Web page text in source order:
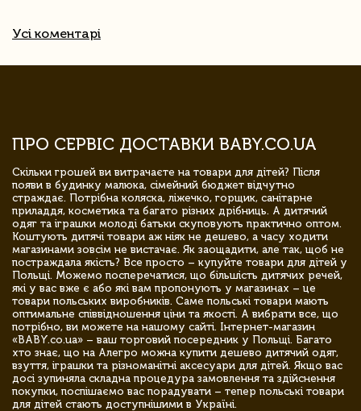
Усі коментарі
ПРО СЕРВІС ДОСТАВКИ BABY.CO.UA
Скільки грошей ви витрачаєте на товари для дітей? Після
появи в будинку малюка, сімейний бюджет відчутно
страждає. Потрібна коляска, ліжечко, горщик, санітарне
приладдя, косметика та багато різних дрібниць. А дитячий
одяг та іграшки молоді батьки скуповують практично оптом.
Коштують дитячі товари аж ніяк не дешево, а часу ходити
магазинами зовсім не вистачає. Як заощадити, але так, щоб не
постраждала якість? Все просто – купуйте товари для дітей у
Польщі. Можемо посперечатися, що більшість дитячих речей,
які у вас вже є або які вам пропонують у магазинах – це
товари польських виробників. Саме польські товари мають
оптимальне співвідношення ціни та якості. А вибрати все, що
потрібно, ви можете на нашому сайті. Інтернет-магазин
«BABY.co.ua» – ваш торговий посередник у Польщі. Багато
хто знає, що на Алегро можна купити дешево дитячий одяг,
взуття, іграшки та різноманітні аксесуари для дітей. Якщо вас
досі зупиняла складна процедура замовлення та здійснення
покупки, поспішаємо вас порадувати – тепер польські товари
для дітей стають доступнішими в Україні.